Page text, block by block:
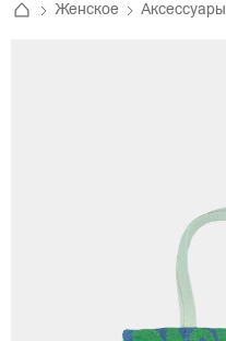
Женское Аксессуары